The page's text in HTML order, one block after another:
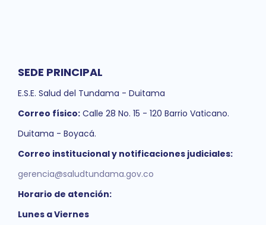
SEDE PRINCIPAL
E.S.E. Salud del Tundama - Duitama
Correo físico: Calle 28 No. 15 - 120 Barrio Vaticano.
Duitama - Boyacá.
Correo institucional y notificaciones judiciales:
gerencia@saludtundama.gov.co
Horario de atención:
Lunes a Viernes